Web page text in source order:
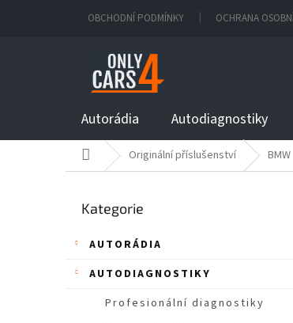
OBCHODNÍ PODMÍNKY OCHRANA
Autorádia Autodiagnostiky
Domů Originální příslušenství BMW
kategorie
Kategorie
AUTORÁDIA
AUTODIAGNOSTIKY
Profesionální diagnostiky